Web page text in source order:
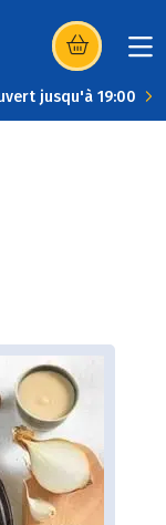
(s’ouvre dans
jusqu'à 19:00